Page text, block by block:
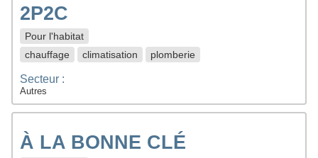
2P2C
Pour l'habitat
chauffage
climatisation plomberie
Secteur :
Autres
À LA BONNE CLÉ